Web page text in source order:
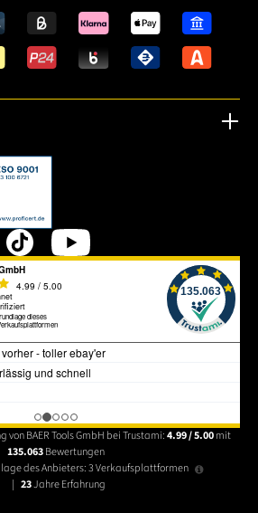
in einem neuen Tab.
von BAER Tools GmbH bei Trustami:4.99 / 5.00mit
135.063Bewertungen
des Anbieters: 3 Verkaufsplattformen
| 23Jahre Erfahrung